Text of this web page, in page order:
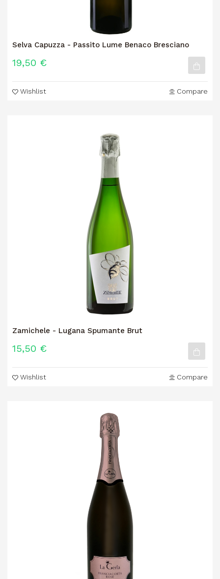
Selva Capuzza - Passito Lume Benaco Bresciano
19,50 €
Wishlist Compare
Zamichele - Lugana Spumante Brut
15,50 €
Wishlist Compare